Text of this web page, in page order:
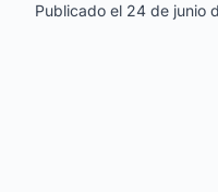
Publicado el 24 de junio